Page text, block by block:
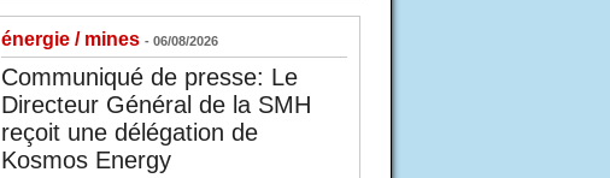
énergie / mines - 06/08/2026
Communiqué de presse: Le
Directeur Général de la SMH
reçoit une délégation de
Kosmos Energy